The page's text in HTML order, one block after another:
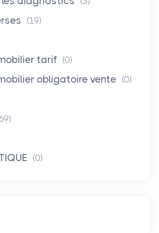
(19)
tarif (0)
obligatoire vente (0)
(0)